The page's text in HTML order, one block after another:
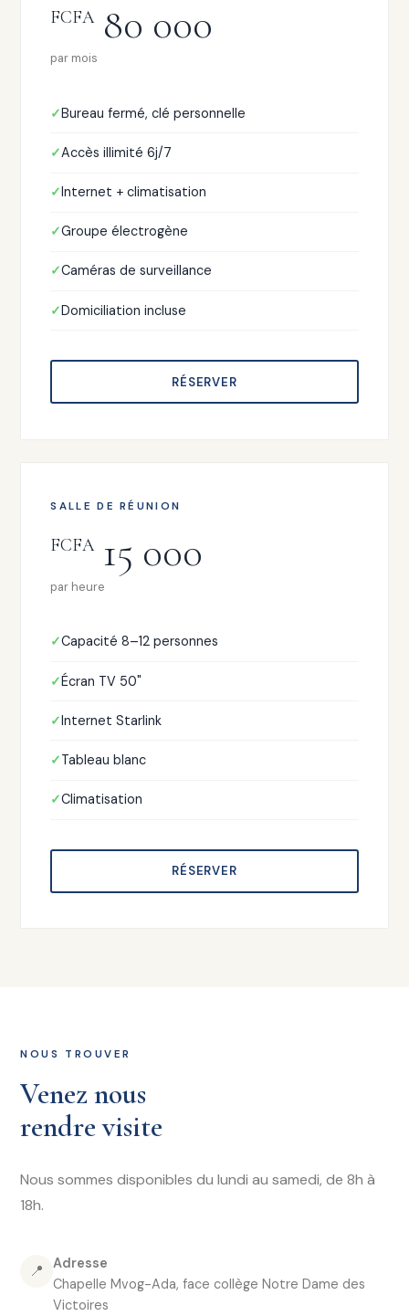
FCFA80 000
par mois
Bureau fermé, clé personnelle
Accès illimité 6j/7
Internet + climatisation
Groupe électrogène
Caméras de surveillance
Domiciliation incluse
RÉSERVER
SALLE DE RÉUNION
FCFA15 000
par heure
Capacité 8–12 personnes
Écran TV 50"
Internet Starlink
Tableau blanc
Climatisation
RÉSERVER
NOUS TROUVER
Venez nous
rendre visite
Nous sommes disponibles du lundi au samedi, de 8h à
18h.
📍
Adresse
Chapelle Mvog-Ada, face collège Notre Dame des
Victoires